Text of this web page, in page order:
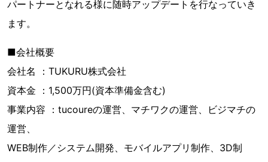
パートナーとなれる様に随時アップデートを行なっていき
ます。
■会社概要
会社名 ：TUKURU株式会社
資本金 ：1,500万円(資本準備金含む)
事業内容 ：tucoureの運営、マチワクの運営、ビジマチの
運営、
WEB制作／システム開発、モバイルアプリ制作、3D制